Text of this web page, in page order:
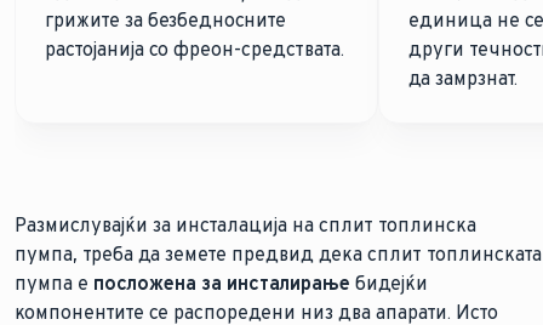
грижите за безбедносните
растојанија со фреон-средствата.
единица не
други
да замрзнат.
Размислувајќи за инсталација на сплит топлинска
пумпа, треба да земете предвид дека сплит топлинската
пумпа е посложена за инсталирање бидејќи
компонентите се распоредени низ два апарати. Исто